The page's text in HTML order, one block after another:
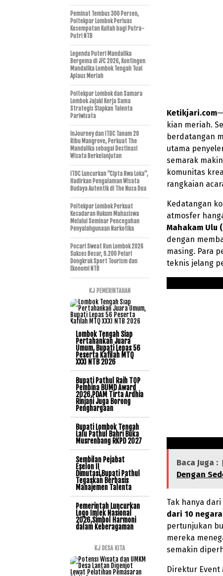
Ketikjari.com
kian meriah.
berdatangan
utama
semarak
komunitas
rangkaian
Kedatangan
atmosfer
Mahakam Ulu
dengan
masing. Para
teknis jelang
Baca Juga :
Dengan
Tak hanya
dari 10 negara
pertunjukan
mereka
semakin
Direktur Event
Peminat Tembus 300 Persen,
Poltekpar Lombok Perluas
Kesempatan Kuliah bagi Putra-
Putri NTB
Legenda Puteri Mandalika
Bergema di JFC 2026, Kontingen
Mandalika Lombok Tengah Tuai
Aplaus Meriah
Poltekpar Lombok dan Samara
Lombok Jajaki Kerja Sama
Strategis Siapkan Talenta
Pariwisata
InJourney dan ITDC Tanam 20
Ribu Mangrove, Perkuat The
Mandalika sebagai Destinasi
Wisata Berkelanjutan
ITDC Luncurkan “Cipta Rwa Loka”,
Hadirkan Pengalaman Wisata
Budaya Autentik di The Nusa Dua
Poltekpar Lombok Perkuat
Kesadaran Hukum Mahasiswa
Melalui Seminar Pencegahan
Penyalahgunaan Narkotika
Pocari Sweat Run Lombok 2026
Sukses Besar, 9.200 Pelari
Dongkrak Sport Tourism dan
Ekonomi NTB
KJ PEMERINTAHAN
Lombok Tengah Siap
Pertahankan Juara
Umum, Bupati Lepas 56
Peserta Kafilah MTQ
XXXI NTB 2026
Bupati Pathul Raih TOP
Pembina BUMD Award
2026,PDAM Tirta Ardhia
Rinjani Juga Borong
Penghargaan
Bupati Lombok Tengah
Lalu Pathul Bahri Buka
Musrenbang RKPD 2027
Sembilan Pejabat
Eselon II
Dimutasi,Bupati Pathul
Tegaskan Berbasis
Manajemen Talenta
Pemerintah Luncurkan
Logo Imlek Nasional
2026,Simbol Harmoni
dalam Keberagaman
KJ DESA KITA